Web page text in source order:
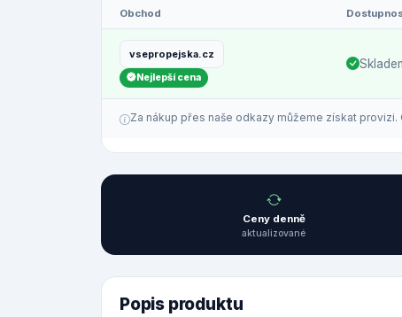
Obchod
vsepropejska.cz
Nejlepší cena
Za nákup přes naše odkazy můžeme získat
Ceny denně
aktualizované
Popis produktu